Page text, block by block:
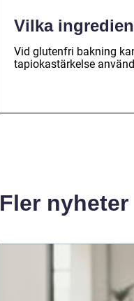
Vilka
Vid glutenfri bakning
tapiokastärkelse
Fler nyheter